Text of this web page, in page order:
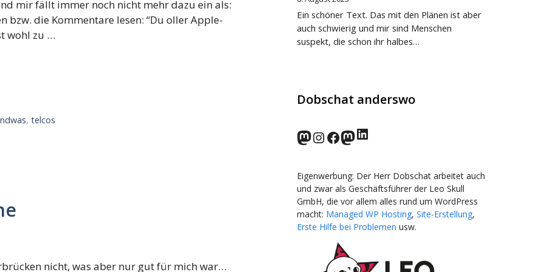
mir fällt immer noch nicht mehr dazu ein als:
bzw. die Kommentare lesen: “Du oller Apple-
wohl zu …
,telcos
nicht, was aber nur gut für mich war…
Ein schöner Text. Das mit den Plänen ist aber
auch schwierig und mir sind Menschen
suspekt, die schon ihr halbes…
Dobschat anderswo
norden.social
Instagram
Facebook
wp-punks.social
LinkedIn
Eigenwerbung: Der Herr Dobschat arbeitet auch
und zwar als Geschäftsführer der Leo Skull
GmbH, die vor allem alles rund um WordPress
macht: Managed WP Hosting, Site-Erstellung,
Erste Hilfe bei Problemen usw.